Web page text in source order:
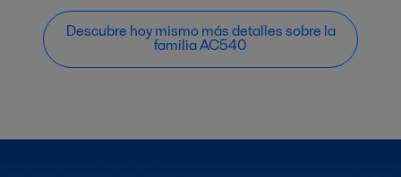
Descubre hoy mismo más detalles sobre la
familia AC540